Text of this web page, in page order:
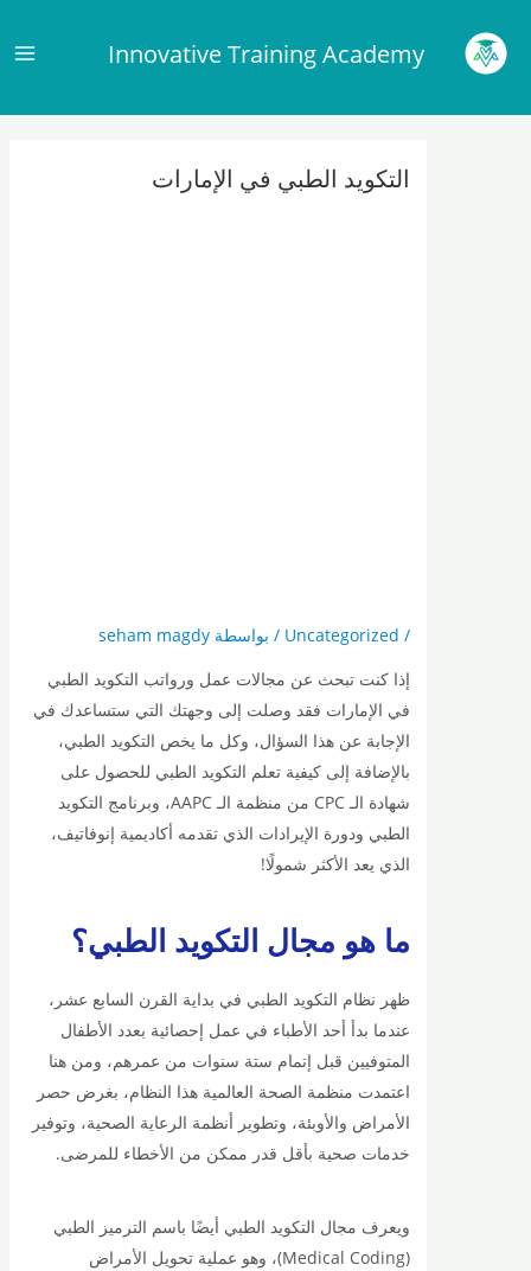
Innovative Training Academy
Menu
التكويد الطبي في الإمارات
Uncategorized/ بواسطة seham magdy
إذا كنت تبحث عن مجالات عمل ورواتب التكويد الطبي
في الإمارات فقد وصلت إلى وجهتك التي ستساعدك في
الإجابة عن هذا السؤال، وكل ما يخص التكويد الطبي،
بالإضافة إلى كيفية تعلم التكويد الطبي للحصول على
شهادة الـ CPC من منظمة الـ AAPC، وبرنامج التكويد
الطبي ودورة الإيرادات الذي تقدمه أكاديمية إنوفاتيف،
الذي يعد الأكثر شمولًا!
ما هو مجال التكويد الطبي؟
ظهر نظام التكويد الطبي في بداية القرن السابع عشر،
عندما بدأ أحد الأطباء في عمل إحصائية بعدد الأطفال
المتوفيين قبل إتمام ستة سنوات من عمرهم، ومن هنا
اعتمدت منظمة الصحة العالمية هذا النظام، بغرض حصر
الأمراض والأوبئة، وتطوير أنظمة الرعاية الصحية، وتوفير
خدمات صحية بأقل قدر ممكن من الأخطاء للمرضى.
ويعرف مجال التكويد الطبي أيضًا باسم الترميز الطبي
(Medical Coding)، وهو عملية تحويل الأمراض